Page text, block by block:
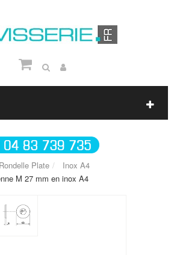
Rondelle Plate
Inox A4
M 27 mm en inox A4